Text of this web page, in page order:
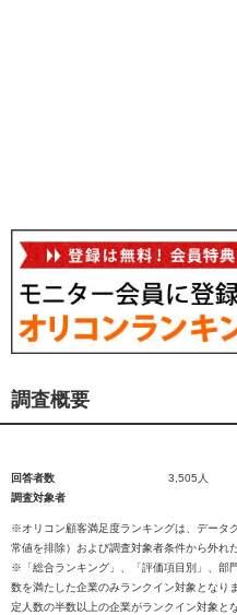
調査概要
回答者数
3,505人
調査対象者
※オリコン顧客満足度ランキングは、データ
常値を排除）および調査対象者条件から外れ
※「総合ランキング」、「評価項目別」、部
数を満たした企業のみランクイン対象となり
定人数の半数以上の企業がランクイン対象と